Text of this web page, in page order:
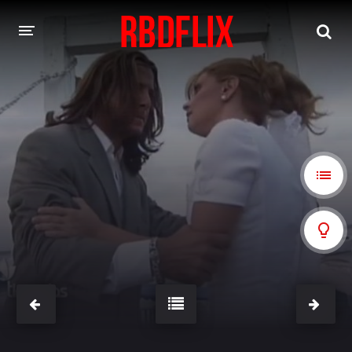
HOME
REBELDE
Rebelde: En Español
Alfonso Herrera Anahí
Christian Chávez Christopher Von Uckermann